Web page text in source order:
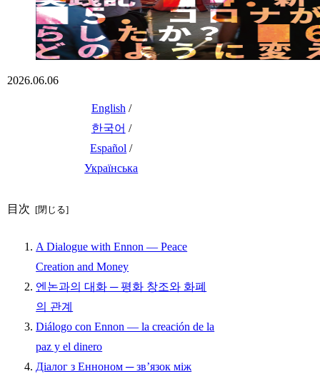
2026.06.06
English /
한국어 /
Español /
Українська
目次
A Dialogue with Ennon — Peace
Creation and Money
엔논과의 대화 ─ 평화 창조와 화폐
의 관계
Diálogo con Ennon — la creación de la
paz y el dinero
Діалог з Енноном ─ зв’язок між